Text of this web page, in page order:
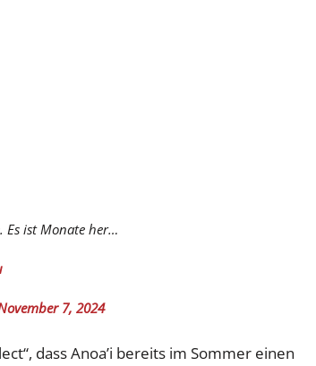
Es ist Monate her…
7, 2024
dass Anoa’i bereits im Sommer einen